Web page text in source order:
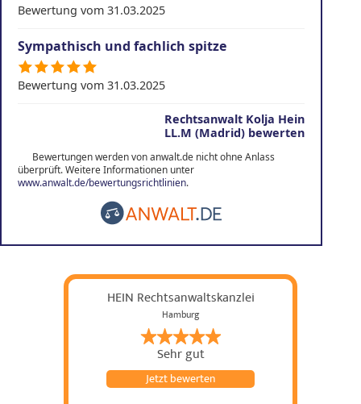
Bewertung vom 31.03.2025
Sympathisch und fachlich spitze
Bewertung vom 31.03.2025
Rechtsanwalt Kolja Hein
LL.M (Madrid) bewerten
Bewertungen werden von anwalt.de nicht ohne Anlass
überprüft. Weitere Informationen unter
www.anwalt.de/bewertungsrichtlinien.
HEIN Rechtsanwaltskanzlei
Hamburg
Sehr gut
Jetzt bewerten